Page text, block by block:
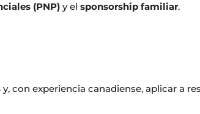
(PNP) y el sponsorship familiar.
y, con experiencia canadiense, aplicar a